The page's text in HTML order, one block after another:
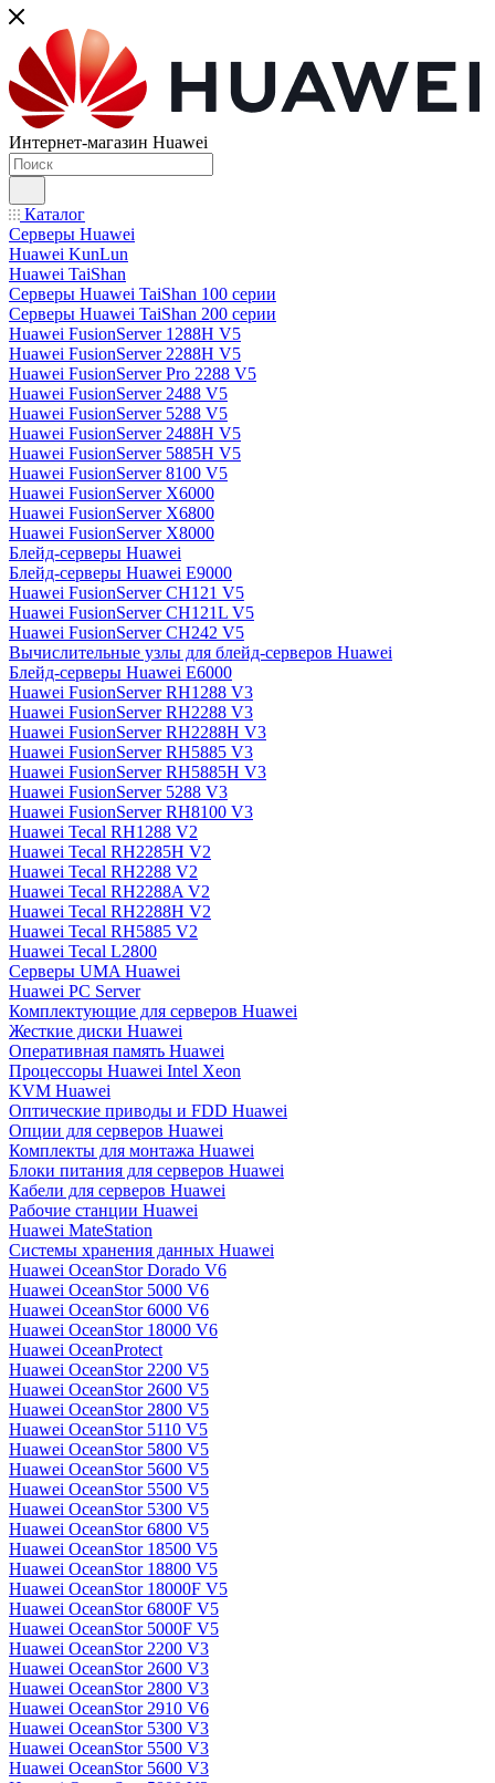
Интернет-магазин Huawei
Каталог
Серверы Huawei
Huawei KunLun
Huawei TaiShan
Серверы Huawei TaiShan 100 серии
Серверы Huawei TaiShan 200 серии
Huawei FusionServer 1288H V5
Huawei FusionServer 2288H V5
Huawei FusionServer Pro 2288 V5
Huawei FusionServer 2488 V5
Huawei FusionServer 5288 V5
Huawei FusionServer 2488H V5
Huawei FusionServer 5885H V5
Huawei FusionServer 8100 V5
Huawei FusionServer X6000
Huawei FusionServer X6800
Huawei FusionServer X8000
Блейд-серверы Huawei
Блейд-серверы Huawei E9000
Huawei FusionServer CH121 V5
Huawei FusionServer CH121L V5
Huawei FusionServer CH242 V5
Вычислительные узлы для блейд-серверов Huawei
Блейд-серверы Huawei E6000
Huawei FusionServer RH1288 V3
Huawei FusionServer RH2288 V3
Huawei FusionServer RH2288H V3
Huawei FusionServer RH5885 V3
Huawei FusionServer RH5885H V3
Huawei FusionServer 5288 V3
Huawei FusionServer RH8100 V3
Huawei Tecal RH1288 V2
Huawei Tecal RH2285H V2
Huawei Tecal RH2288 V2
Huawei Tecal RH2288A V2
Huawei Tecal RH2288H V2
Huawei Tecal RH5885 V2
Huawei Tecal L2800
Серверы UMA Huawei
Huawei PC Server
Комплектующие для серверов Huawei
Жесткие диски Huawei
Оперативная память Huawei
Процессоры Huawei Intel Xeon
KVM Huawei
Оптические приводы и FDD Huawei
Опции для серверов Huawei
Комплекты для монтажа Huawei
Блоки питания для серверов Huawei
Кабели для серверов Huawei
Рабочие станции Huawei
Huawei MateStation
Системы хранения данных Huawei
Huawei OceanStor Dorado V6
Huawei OceanStor 5000 V6
Huawei OceanStor 6000 V6
Huawei OceanStor 18000 V6
Huawei OceanProtect
Huawei OceanStor 2200 V5
Huawei OceanStor 2600 V5
Huawei OceanStor 2800 V5
Huawei OceanStor 5110 V5
Huawei OceanStor 5800 V5
Huawei OceanStor 5600 V5
Huawei OceanStor 5500 V5
Huawei OceanStor 5300 V5
Huawei OceanStor 6800 V5
Huawei OceanStor 18500 V5
Huawei OceanStor 18800 V5
Huawei OceanStor 18000F V5
Huawei OceanStor 6800F V5
Huawei OceanStor 5000F V5
Huawei OceanStor 2200 V3
Huawei OceanStor 2600 V3
Huawei OceanStor 2800 V3
Huawei OceanStor 2910 V6
Huawei OceanStor 5300 V3
Huawei OceanStor 5500 V3
Huawei OceanStor 5600 V3